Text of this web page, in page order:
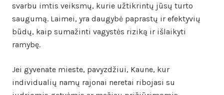
svarbu imtis veiksmų, kurie užtikrintų jūsų turto
saugumą. Laimei, yra daugybė paprastų ir efektyvių
būdų, kaip sumažinti vagystės riziką ir išlaikyti
ramybę.
Jei gyvenate mieste, pavyzdžiui, Kaune, kur
individualių namų rajonai neretai ribojasi su